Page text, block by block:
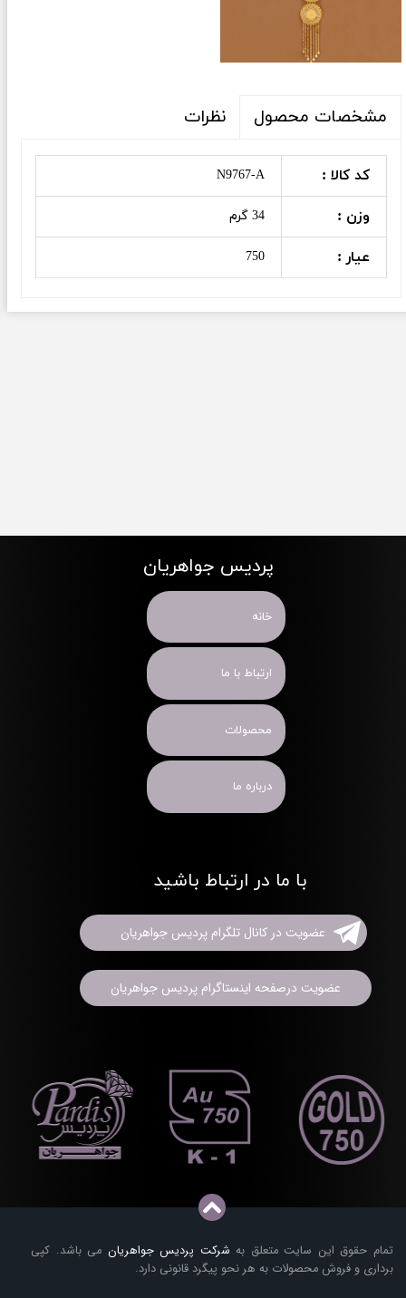
مشخصات محصول نظرات
کد کالا : N9767-A
وزن : 34 گرم
عیار : 750
تمام حقوق این سایت متعلق به شرکت پردیس جواهریان می باشد. کپی
برداری و فروش محصولات به هر نحو پیگرد قانونی دارد.
پردیس جواهریان
خانه
ارتباط با ما
محصولات
درباره ما
با ما در ارتباط باشید
عضویت در کانال تلگرام پردیس جواهریان
عضویت درصفحه اینستاگرام پردیس جواهریان